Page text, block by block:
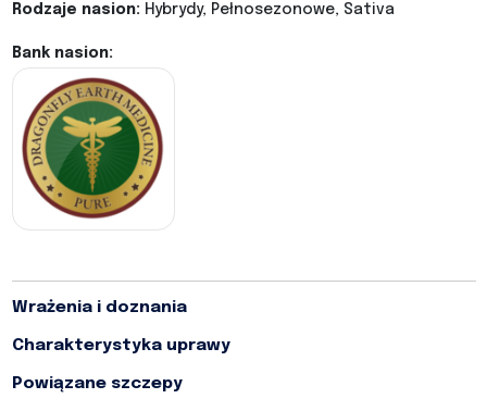
Rodzaje nasion: Hybrydy, Pełnosezonowe, Sativa
Bank nasion:
Wrażenia i doznania
Charakterystyka uprawy
Powiązane szczepy